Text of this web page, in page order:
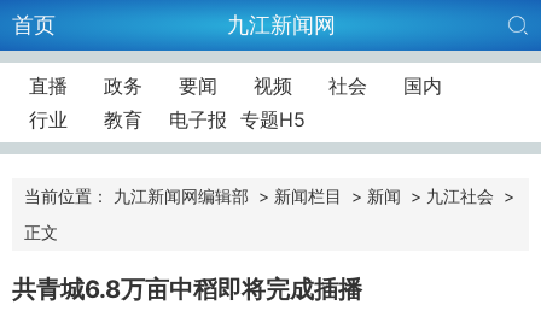
首页 九江新闻网
直播 政务 要闻 视频 社会
国内
行业
教育 电子报 专题H5
当前位置： 九江新闻网编辑部 > 新闻栏目 > 新闻 > 九江社会 >
正文
共青城6.8万亩中稻即将完成插播